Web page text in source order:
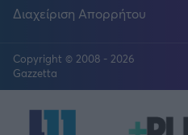
Διαχείριση Απορρήτου
Copyright © 2008 - 2026
Gazzetta